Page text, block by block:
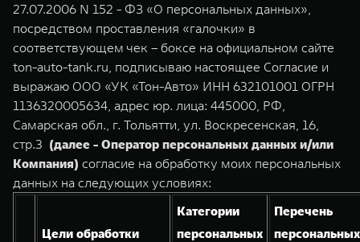
TANK 300
Следуй за открытиями
от 3 999 000 ₽
TANK 400
За пределы возможного
от 5 599 000 ₽
TANK 500
Веди за собой
TANK 700
Сила признания
от 10 199 000 ₽
Тест-драйв
Зарядные станции
ПОКУПКА АВТОМОБИЛЯ
TANK Финансы
Корпоративным клиентам
TANK ФИНАНСЫ
TANK Кредит
Калькулятор ТО
Нулевое ТО
Сервис
Специальные предложения
Моторные масла
ЦИФРОВЫЕ СЕРВИСЫ TANK
GWM ТЕХ ДЕНЬ
Новости
27.07.2006 N 152 - ФЗ «О персональных данных»,
посредством проставления «галочки» в
соответствующем чек – боксе на официальном сайте
ton-auto-tank.ru, подписываю настоящее Согласие и
выражаю ООО «УК «Тон-Авто» ИНН 632101001 ОГРН
1136320005634, адрес юр. лица: 445000, РФ,
Самарская обл., г. Тольятти, ул. Воскресенская, 16,
стр.3 (далее - Оператор персональных данных и/или
Компания) согласие на обработку моих персональных
данных на следующих условиях:
Цели обработки
Категории
персональных
Перечень
персональных